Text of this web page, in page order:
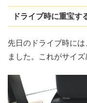
ドライブ時に重宝す
先日のドライブ時に
ました。これがサイズ